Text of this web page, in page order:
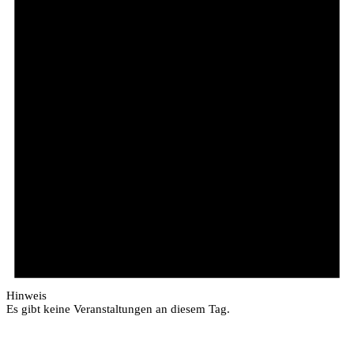
Hinweis
Es gibt keine Veranstaltungen an diesem Tag.